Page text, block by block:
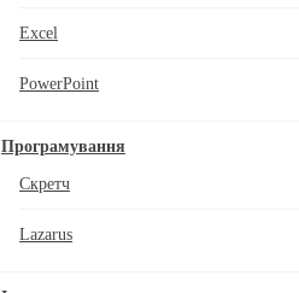
Excel
PowerPoint
Програмування
Скретч
Lazarus